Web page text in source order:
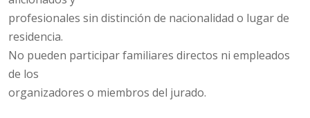
profesionales sin distinción de nacionalidad o lugar de
residencia.
No pueden participar familiares directos ni empleados
de los
organizadores o miembros del jurado.